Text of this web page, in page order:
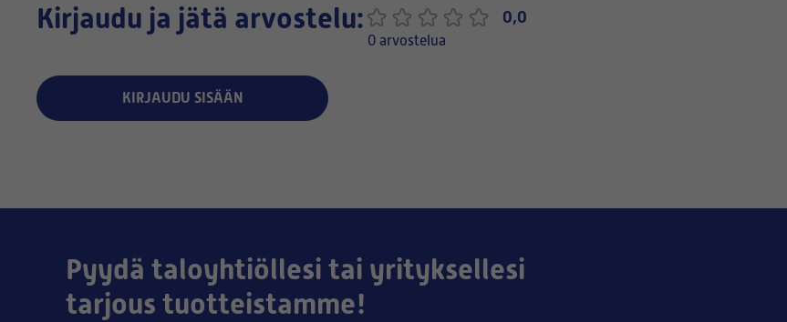
Kirjaudu ja jätä arvostelu: 0,0
0 arvostelua
KIRJAUDU SISÄÄN
Pyydä taloyhtiöllesi tai yrityksellesi
tarjous tuotteistamme!